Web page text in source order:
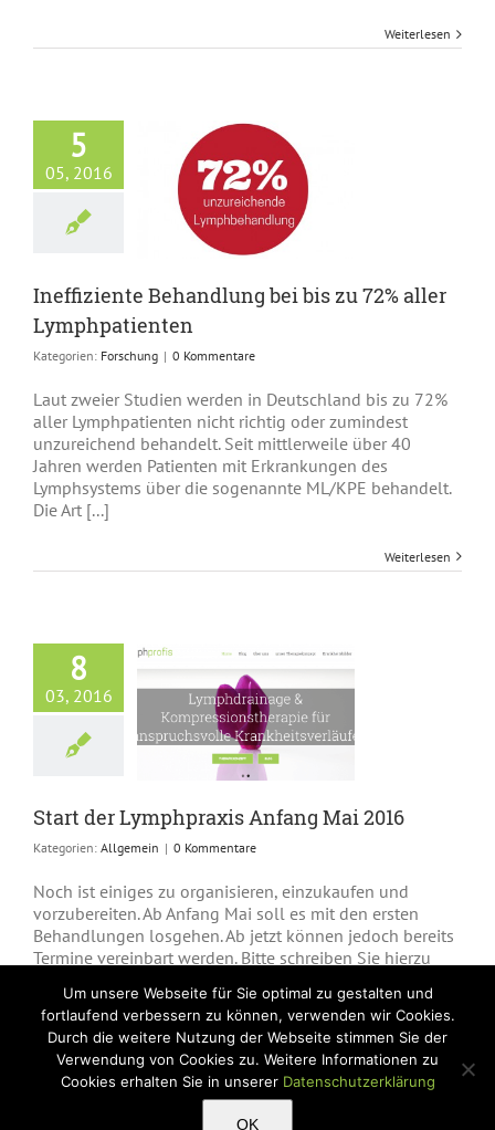
Weiterlesen
5
05, 2016
Behandlung
Ineffiziente Behandlung bei bis zu 72% aller
Lymphpatienten
Kategorien: Forschung | 0 Kommentare
Laut zweier Studien werden in Deutschland bis zu 72%
aller Lymphpatienten nicht richtig oder zumindest
unzureichend behandelt. Seit mittlerweile über 40
Jahren werden Patienten mit Erkrankungen des
Lymphsystems über die sogenannte ML/KPE behandelt.
Die Art [...]
Weiterlesen
8
03, 2016
Lymphpraxis
Mai 2016
Start der Lymphpraxis Anfang Mai 2016
Kategorien: Allgemein | 0 Kommentare
Noch ist einiges zu organisieren, einzukaufen und
vorzubereiten. Ab Anfang Mai soll es mit den ersten
Behandlungen losgehen. Ab jetzt können jedoch bereits
Termine vereinbart werden. Bitte schreiben Sie hierzu
Weiterlesen
Um unsere Webseite für Sie optimal zu gestalten und
fortlaufend verbessern zu können, verwenden wir Cookies.
Durch die weitere Nutzung der Webseite stimmen Sie der
Verwendung von Cookies zu. Weitere Informationen zu
Cookies erhalten Sie in unserer Datenschutzerklärung
OK